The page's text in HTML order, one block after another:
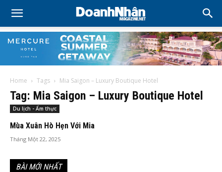
Home Tags Mia Saigon – Luxury Boutique Hotel
Tag: Mia Saigon – Luxury Boutique Hotel
Du lịch - Ẩm thực
Mùa Xuân Hò Hẹn Với Mia
Tháng Một 22, 2025
BÀI MỚI NHẤT